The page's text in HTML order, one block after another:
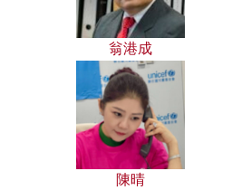
翁港成
陳晴